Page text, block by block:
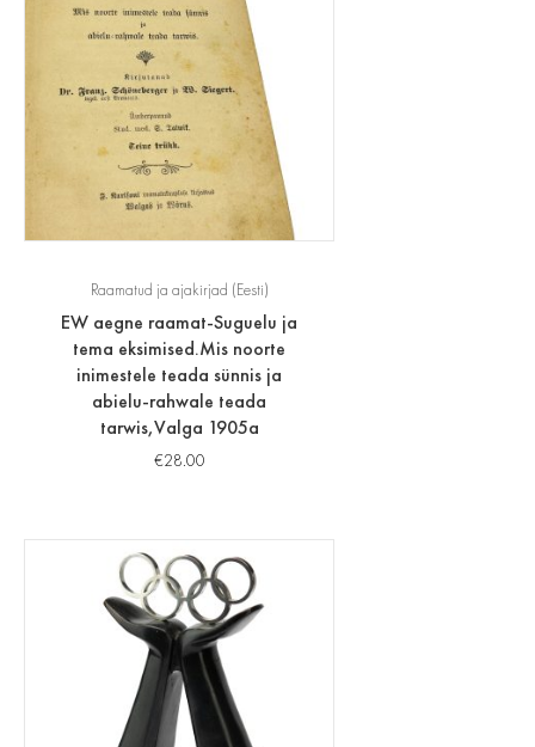
Raamatud ja ajakirjad (Eesti)
EW aegne raamat-Suguelu ja
tema eksimised.Mis noorte
inimestele teada sünnis ja
abielu-rahwale teada
tarwis,Valga 1905a
€28.00